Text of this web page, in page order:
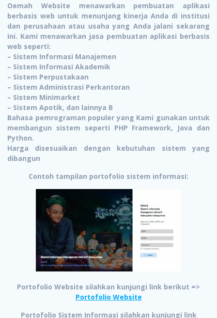
Oemah Website menawarkan pembuatan aplikasi
berbasis web untuk menunjang kinerja Anda di institusi
dan perusahaan atau usaha yang Anda jalani sekarang
ini. Kami menawarkan jasa pembuatan aplikasi berbasis
web seperti:
– Sistem Informasi Manajemen
– Sistem Informasi Akademik
– Sistem Perpustakaan
– Sistem Administrasi Perkantoran
– Sistem Minimarket
– Sistem Apotik, dan lainnya B
Bahasa pemrograman populer yang Kami gunakan untuk
membangun sistem seperti PHP Framework, Java dan
Python.
Harga disesuaikan dengan kebutuhan sistem yang
dibangun
Contoh tampilan portofolio sistem informasi:
Portofolio Website silahkan kunjungi link berikut =>
Portofolio Website
Portofolio Sistem Informasi silahkan kunjungi link